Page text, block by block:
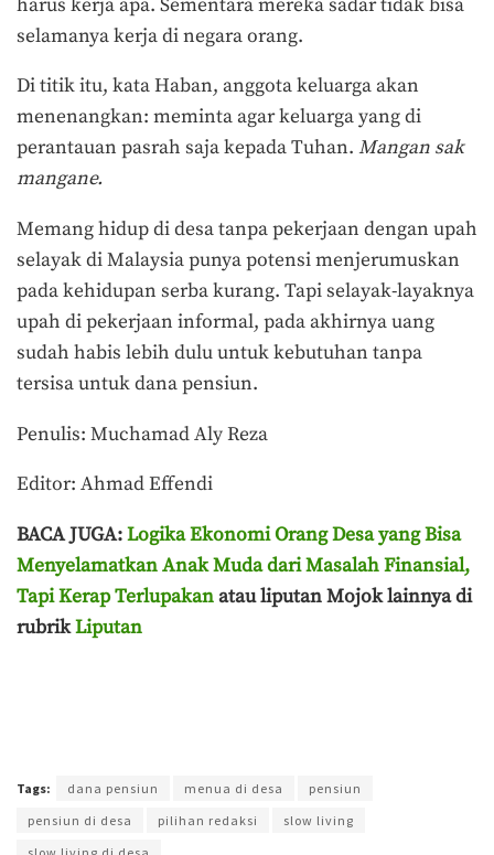
harus kerja apa. Sementara mereka sadar tidak bisa
selamanya kerja di negara orang.
Di titik itu, kata Haban, anggota keluarga akan
menenangkan: meminta agar keluarga yang di
perantauan pasrah saja kepada Tuhan. Mangan sak
mangane.
Memang hidup di desa tanpa pekerjaan dengan upah
selayak di Malaysia punya potensi menjerumuskan
pada kehidupan serba kurang. Tapi selayak-layaknya
upah di pekerjaan informal, pada akhirnya uang
sudah habis lebih dulu untuk kebutuhan tanpa
tersisa untuk dana pensiun.
Penulis: Muchamad Aly Reza
Editor: Ahmad Effendi
BACA JUGA:Logika Ekonomi Orang Desa yang Bisa
Menyelamatkan Anak Muda dari Masalah Finansial,
Tapi Kerap Terlupakanatau liputan Mojok lainnya di
rubrikLiputan
Tags: dana pensiun menua di desa
pensiun
pensiun di desa
pilihan redaksi
slow living